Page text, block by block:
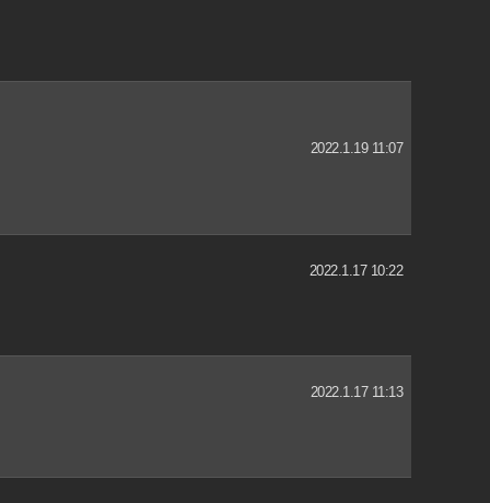
2022.1.19 11:07
2022.1.17 10:22
2022.1.17 11:13